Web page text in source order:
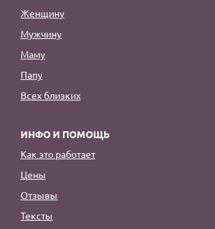
Женщину
Мужчину
Маму
Папу
Всех близких
ИНФО И ПОМОЩЬ
Как это работает
Цены
Отзывы
Тексты